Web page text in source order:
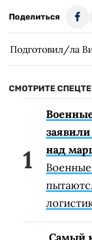
Поделиться
Подготовил/ла
СМОТРИТЕ
над
Самый